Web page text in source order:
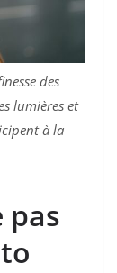
des
lumières et
à la
pas